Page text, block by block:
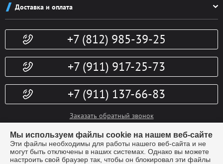
Новости
Контакты
Система скидок
Конфиденциальность
Гарантии
Доп. услуги
Доставка и оплата
Политика возврата
+7 (812) 985-39-25
+7 (911) 917-25-73
+7 (911) 137-66-83
Заказать обратный звонок
info@kubki-lider.ru
Мы используем файлы cookie на нашем веб-сайте
Эти файлы необходимы для работы нашего веб-сайта и не
могут быть отключены в наших системах. Однако вы можете
настроить свой браузер так, чтобы он блокировал эти файлы